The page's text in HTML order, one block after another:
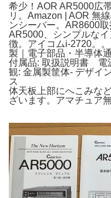
希少！AOR AR5000広
リ。Amazon | AOR 無
ンシーバー。AR8600
AR5000、シンプルな
徴。アイコムi-2720。
製｜電子部品・半導体
付属品: 取扱説明書 電
観: 金属製筐体- デザイ
体天板上部にへこみな
ざいます。アマチュア